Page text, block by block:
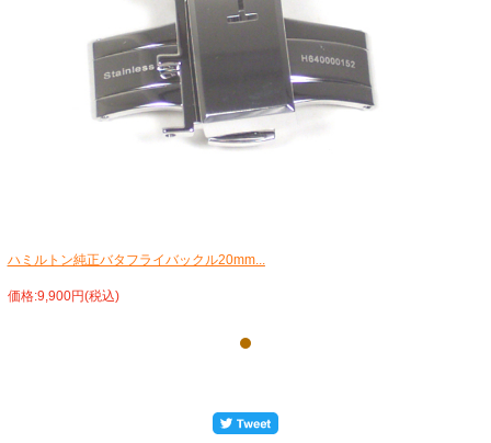
ハミルトン純正バタフライバックル20mm...
価格:9,900円(税込)